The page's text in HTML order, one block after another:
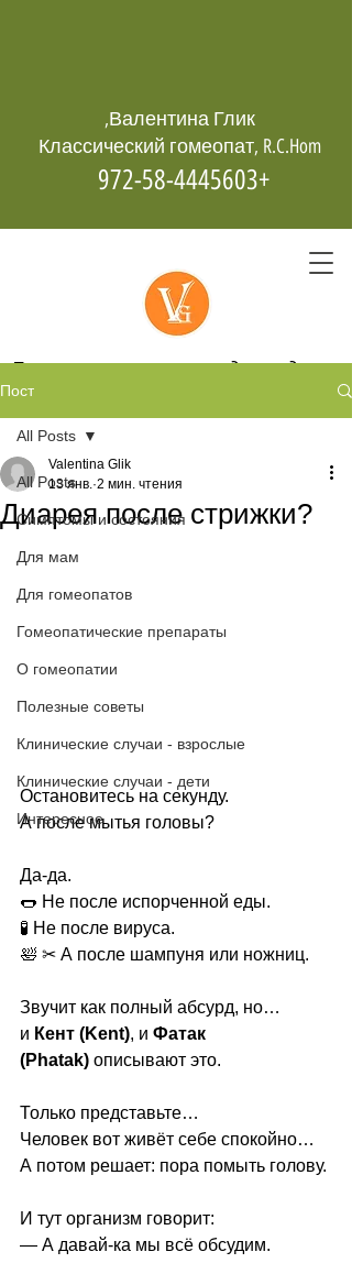
Гомеопатия -возрождает даже
Валентина Глик,
+972-58-4445603
Пост
All Posts
Симптомы и состояния
Для мам
Для гомеопатов
Гомеопатические препараты
О гомеопатии
Полезные советы
Клинические случаи - взрослые
Клинические случаи - дети
Интересное
All Posts
Диарея после стрижки?
Valentina Glik
13 янв. 2 мин. чтения
Остановитесь на секунду.
А после мытья головы?
Да-да.
🌭 Не после испорченной еды.
🧪 Не после вируса.
🛀 ✂ А после шампуня или ножниц.
Звучит как полный абсурд, но…
и Кент (Kent), и Фатак
(Phatak) описывают это.
Только представьте…
Человек вот живёт себе спокойно…
А потом решает: пора помыть голову.
И тут организм говорит:
— А давай-ка мы всё обсудим.